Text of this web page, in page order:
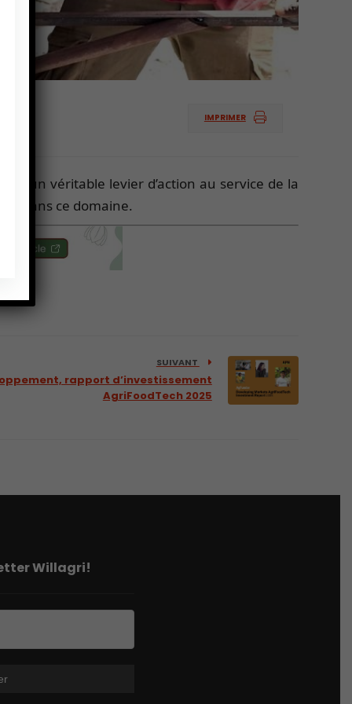
IMPRIMER
un véritable levier d’action au service de la
dans ce domaine.
SUIVANT
rapport d’investissement
AgriFoodTech 2025
Willagri!